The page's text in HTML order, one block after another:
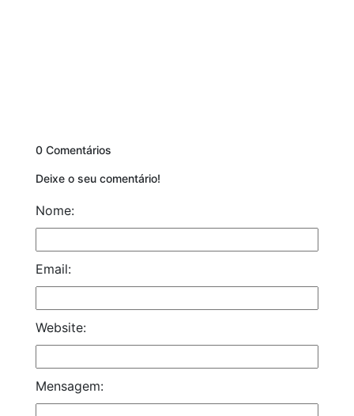
0 Comentários
Deixe o seu comentário!
Nome:
Email:
Website:
Mensagem: